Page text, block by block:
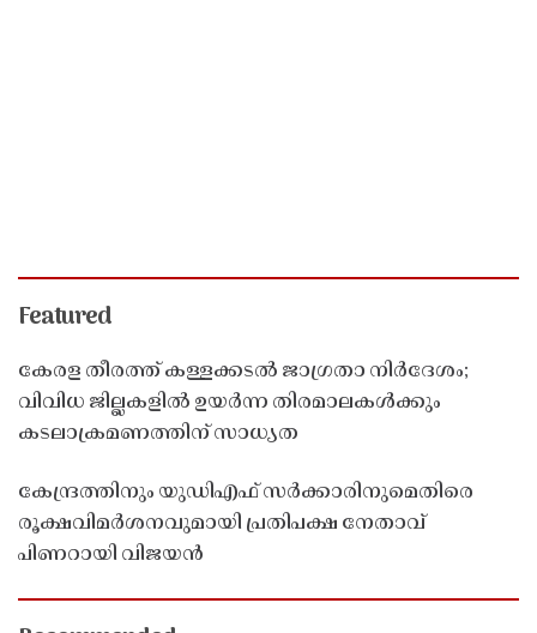
Featured
കേരള തീരത്ത് കള്ളക്കടൽ ജാഗ്രതാ നിർദേശം;
വിവിധ ജില്ലകളിൽ ഉയർന്ന തിരമാലകൾക്കും
കടലാക്രമണത്തിന് സാധ്യത
കേന്ദ്രത്തിനും യുഡിഎഫ് സർക്കാരിനുമെതിരെ
രൂക്ഷവിമർശനവുമായി പ്രതിപക്ഷ നേതാവ്
പിണറായി വിജയൻ